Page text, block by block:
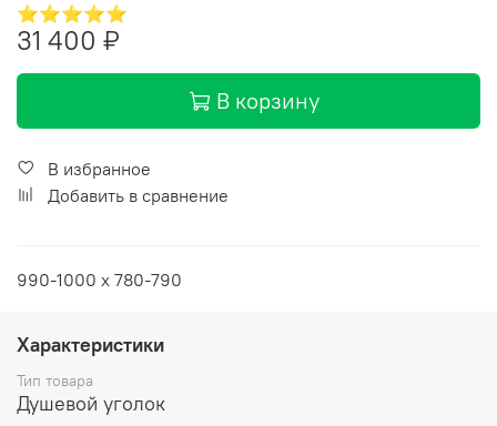
⭐⭐⭐⭐⭐
31 400 ₽
В корзину
В избранное
Добавить в сравнение
990-1000 x 780-790
Характеристики
Тип товара
Душевой уголок